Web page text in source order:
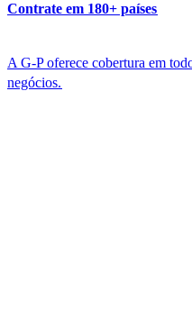
Contrate em 180+ países​​
A G-P oferece cobertura em
negócios.​​